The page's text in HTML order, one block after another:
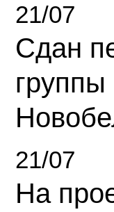
21/07
Сдан
21/07
На